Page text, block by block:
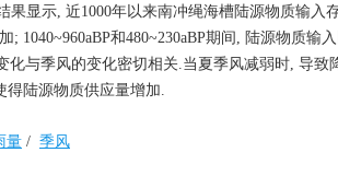
显示, 近1000年以来南冲绳海槽陆源物质输入
; 1040~960aBP和480~230aBP期间, 陆源物质
化与季风的变化密切相关.当夏季风减弱时, 导
得陆源物质供应量增加.
量 / 季风